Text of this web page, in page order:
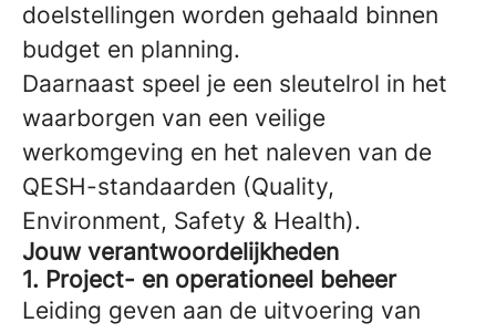
doelstellingen worden gehaald binnen
budget en planning.
Daarnaast speel je een sleutelrol in het
waarborgen van een veilige
werkomgeving en het naleven van de
QESH-standaarden (Quality,
Environment, Safety & Health).
Jouw verantwoordelijkheden
1. Project- en operationeel beheer
Leiding geven aan de uitvoering van